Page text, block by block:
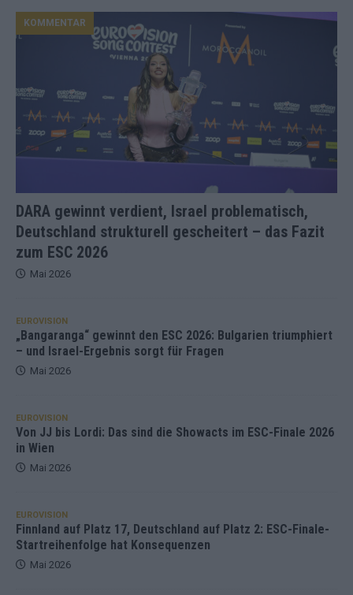
DARA gewinnt verdient, Israel problematisch,
Deutschland strukturell gescheitert – das Fazit
zum ESC 2026
KOMMENTAR
Mai 2026
EUROVISION
„Bangaranga“ gewinnt den ESC 2026: Bulgarien triumphiert
– und Israel-Ergebnis sorgt für Fragen
Mai 2026
EUROVISION
Von JJ bis Lordi: Das sind die Showacts im ESC-Finale 2026
in Wien
Mai 2026
EUROVISION
Finnland auf Platz 17, Deutschland auf Platz 2: ESC-Finale-
Startreihenfolge hat Konsequenzen
Mai 2026